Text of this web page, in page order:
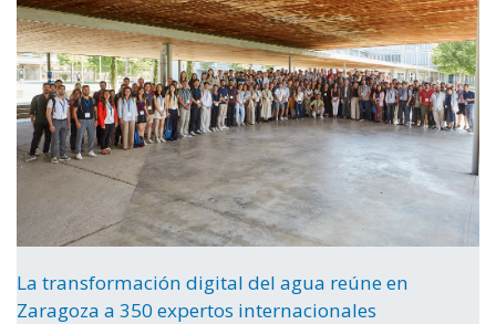
La transformación digital del agua reúne en
Zaragoza a 350 expertos internacionales